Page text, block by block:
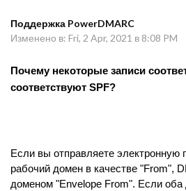
Поддержка PowerDMARC
Изменено в: Fri, 2 Apr, 2021 в 8:08 PM
Почему некоторые записи
соответствуют SPF?
Если вы отправляете электронную
рабочий домен в качестве "From",
доменом "Envelope From". Если оба